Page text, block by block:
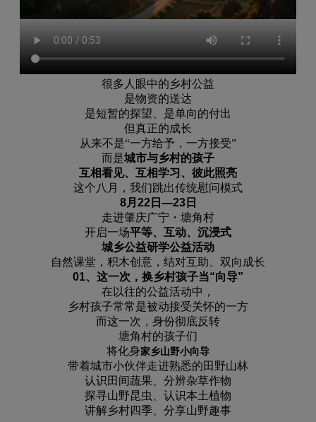
很多人眼中的乡村公益
是物资的送达
是短暂的探望、是单向的付出
但真正的成长
从来不是“一方给予，一方接受”
而是城市与乡村的孩子
互相看见、互相学习、彼此照亮
这个八月，我们跳出传统慰问模式
8月22日—23日
走进肇庆广宁・塘角村
开启一场平等、互动、沉浸式
城乡公益研学公益活动
自然课堂，积木创意，结对互助、双向成长
01、这一次，换乡村孩子当“向导”
在以往的公益活动中，
乡村孩子常常是被动接受关怀的一方
而这一次，身份彻底反转
塘角村的孩子们
将化身家乡山野小向导
带着城市小伙伴走进熟悉的田野山林
认识田间蔬果、分辨杂草作物
探寻山野昆虫、认识本土植物
讲解乡村四季、分享山野趣事